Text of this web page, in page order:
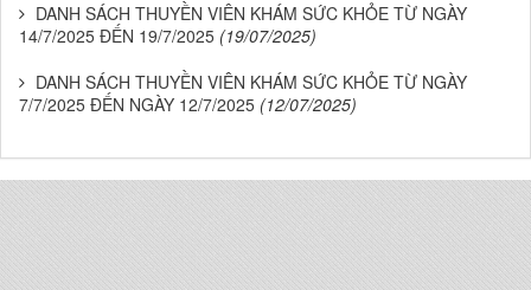
DANH SÁCH THUYỀN VIÊN KHÁM SỨC KHỎE TỪ NGÀY
14/7/2025 ĐẾN 19/7/2025 (19/07/2025)
DANH SÁCH THUYỀN VIÊN KHÁM SỨC KHỎE TỪ NGÀY
7/7/2025 ĐẾN NGÀY 12/7/2025 (12/07/2025)